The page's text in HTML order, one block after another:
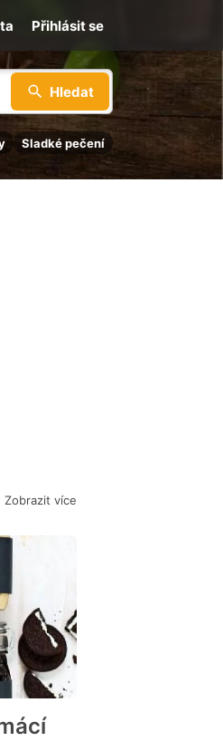
Hledat
Sladké pečení
Přihlásit se
Zobrazit více